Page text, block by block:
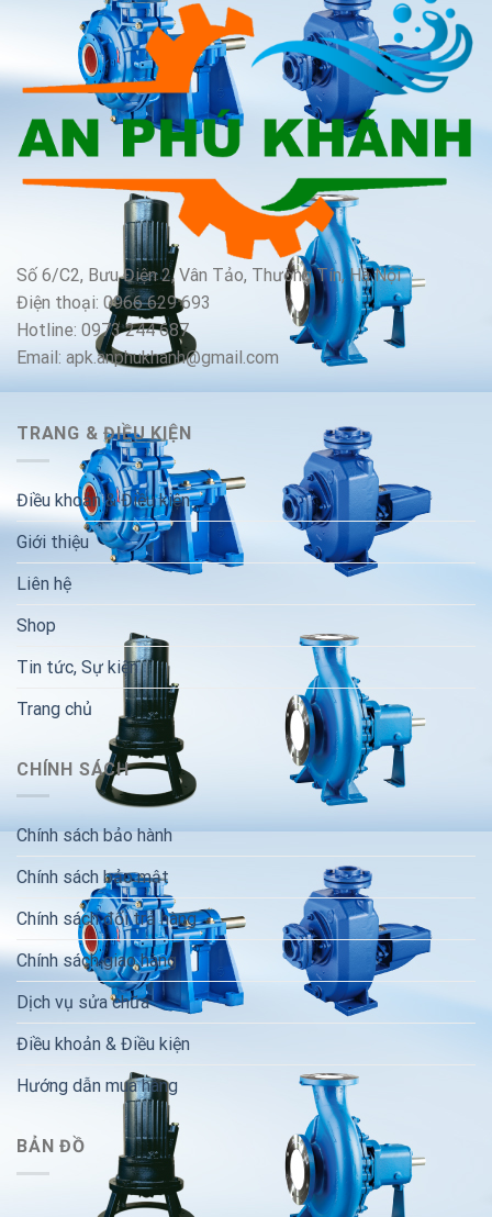
Số 6/C2, Bưu Điện 2, Vân Tảo, Thường Tín, Hà Nội
Điện thoại: 0966 629 693
Hotline: 0973 244 687
Email: apk.anphukhanh@gmail.com
TRANG & ĐIỀU KIỆN
Điều khoản & Điều kiện
Giới thiệu
Liên hệ
Shop
Tin tức, Sự kiện
Trang chủ
CHÍNH SÁCH
Chính sách bảo hành
Chính sách bảo mật
Chính sách đổi trả hàng
Chính sách giao hàng
Dịch vụ sửa chữa
Điều khoản & Điều kiện
Hướng dẫn mua hàng
BẢN ĐỒ